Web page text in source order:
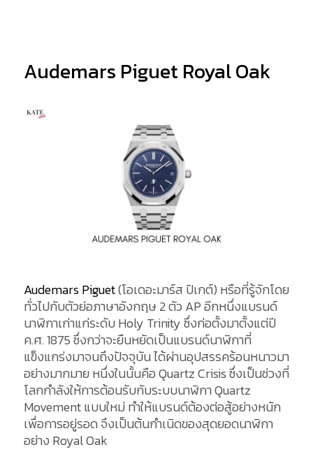
Audemars Piguet Royal Oak
Audemars Piguet(โอเดอะมาร์ส ปิเกต์) หรือที่รู้จักโดย
ทั่วไปกับตัวย่อภาษาอังกฤษ 2 ตัว AP อีกหนึ่งแบรนด์
นาฬิกาเก่าแก่ระดับ Holy Trinity ซึ่งก่อตั้งมาตั้งแต่ปี
ค.ศ. 1875 ซึ่งกว่าจะยืนหยัดเป็นแบรนด์นาฬิกาที่
แข็งแกร่งมาจนถึงปัจจุบัน ได้ผ่านอุปสรรคร้อนหนาวมา
อย่างมากมาย หนึ่งในนั้นคือ Quartz Crisis ซึ่งเป็นช่วงที่
โลกกำลังให้การต้อนรับกับระบบนาฬิกา Quartz
Movement แบบใหม่ ทำให้แบรนด์ต้องต่อสู้อย่างหนัก
เพื่อการอยู่รอด จึงเป็นต้นกำเนิดของสุดยอดนาฬิกา
อย่าง Royal Oak